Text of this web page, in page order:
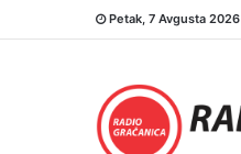
Petak, 7 Avgusta 2026